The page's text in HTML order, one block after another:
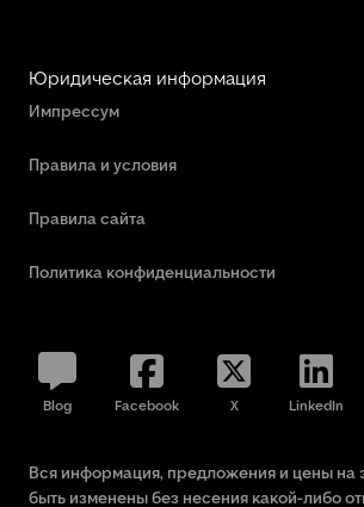
Юридическая информация
Импрессум
Правила и условия
Правила сайта
Политика конфиденциальности
Blog Facebook X LinkedIn
Вся информация, предложения и цены на
быть изменены без несения какой-либо